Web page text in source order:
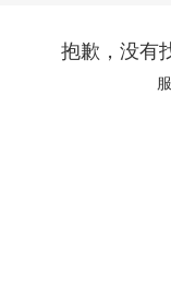
抱歉，没有